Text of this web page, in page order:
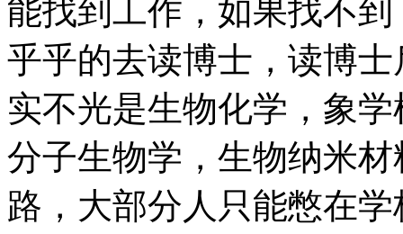
能找到工作，如果找不
乎乎的去读博士，读博
实不光是生物化学，象
分子生物学，生物纳米
路，大部分人只能憋在